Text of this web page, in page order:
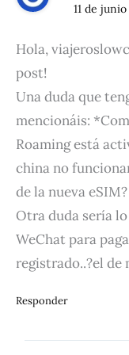
11 de
Hola,
post!
Una duda que
mencionáis:
Roaming está
china no
de la nueva
Otra duda sería
WeChat para
registrado..?el de
Responder